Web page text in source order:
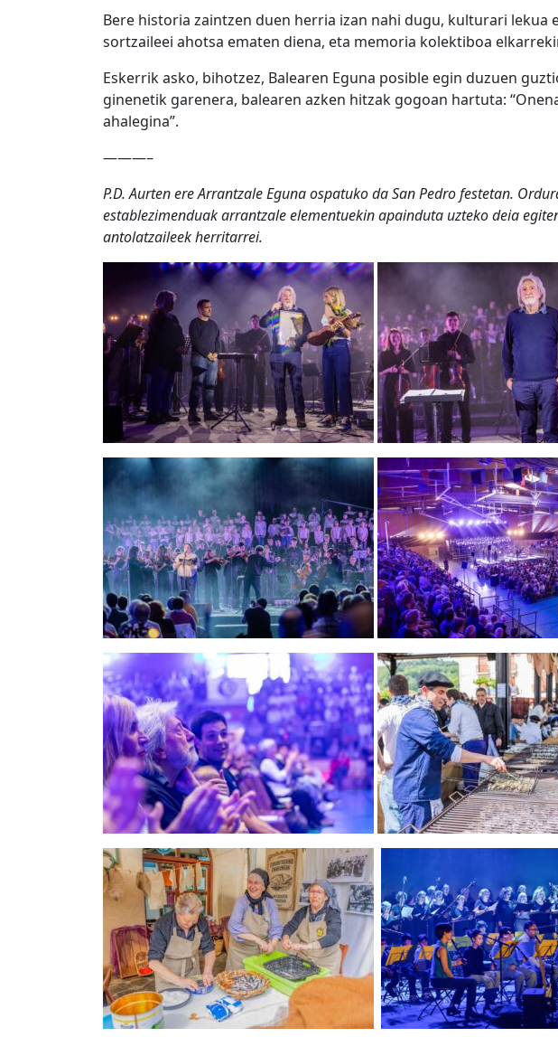
Bere historia zaintzen duen herria izan nahi dugu, kulturari lekua
sortzaileei ahotsa ematen diena, eta memoria kolektiboa
Eskerrik asko, bihotzez, Balearen Eguna posible egin duzuen
ginenetik garenera, balearen azken hitzak gogoan hartuta:
ahalegina”.
———–
P.D. Aurten ere Arrantzale Eguna ospatuko da San Pedro festetan.
establezimenduak arrantzale elementuekin apainduta uzteko deia
antolatzaileek herritarrei.